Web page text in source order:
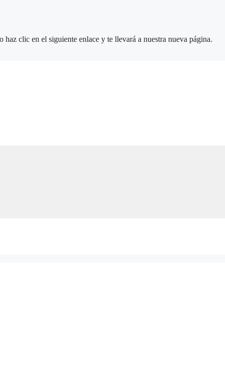
clic en el siguiente enlace y te llevará a nuestra nueva página.